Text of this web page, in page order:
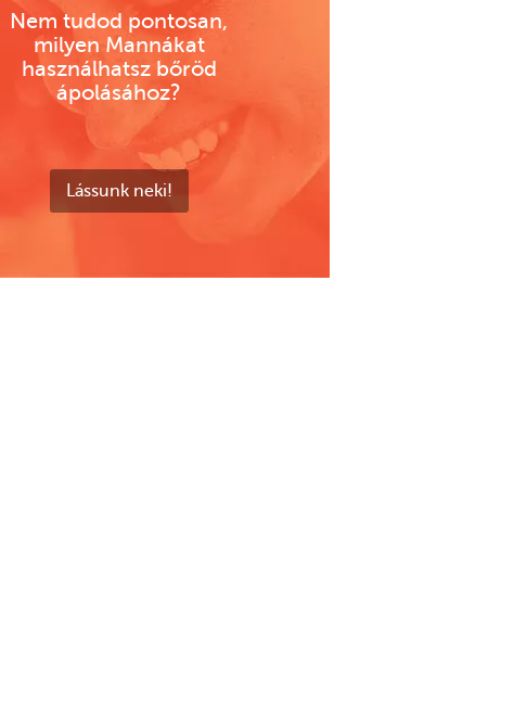
Nem tudod pontosan,
milyen Mannákat
használhatsz bőröd
ápolásához?
Lássunk neki!